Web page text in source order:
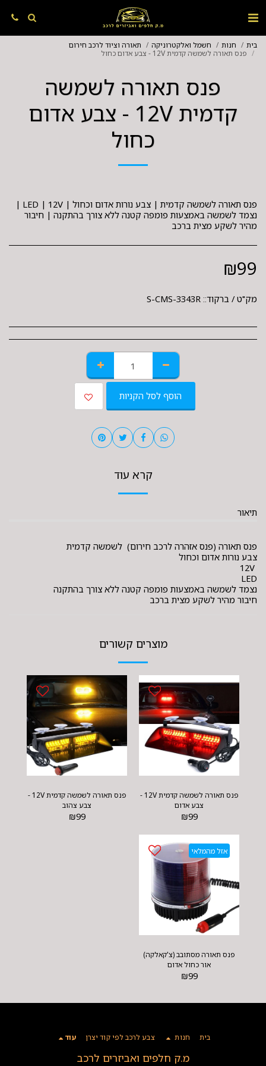
בית חנות חשמל ואלקטרוניקה
תאורה וציוד לרכב חירום
פנס תאורה לשמשה קדמית 12V - צבע אדום כחול
פנס תאורה לשמשה
קדמית 12V - צבע אדום
כחול
פנס תאורה לשמשה קדמית | צבע נורות אדום וכחול | LED | 12V |
נצמד לשמשה באמצעות פומפה קטנה ללא צורך בהתקנה | חיבור
מהיר לשקע מצית ברכב
₪99
מק"ט / ברקוד:: S-CMS-3343R
הוסף לסל הקניות
קרא עוד
תיאור
פנס תאורה (פנס אזהרה לרכב חירום) לשמשה קדמית
צבע נורות אדום וכחול
LED
נצמד לשמשה באמצעות פומפה קטנה ללא צורך בהתקנה
חיבור מהיר לשקע מצית ברכב
מוצרים קשורים
פנס תאורה לשמשה קדמית 12V -
צבע אדום
₪99
פנס תאורה לשמשה קדמית 12V -
צבע צהוב
₪99
אזל מהמלאי
פנס תאורה מסתובב (צ'קאלקה)
אור כחול אדום
₪99
מ.ק חלפים ואביזרים לרכב
בית חנות צבע לרכב לפי קוד יצרן עוד